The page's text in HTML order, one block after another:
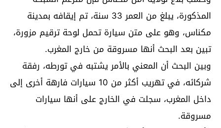
المذكورة، يبلغ من العمر 33 سنة، تم إيقافه بمدينة
مكناس، وهو على متن سيارة تحمل لوحة ترقيم مزورة،
تبين بعد البحث أنها مسروقة من خارج المغرب.
وبين البحث أن المعني بالأمر يشتبه في تورطه، رفقة
شركائه، في تهريب أكثر من 10 سيارات فارهة أخرى إلى
داخل المغرب، سجلت في الخارج على أنها سيارات
مسروقة.